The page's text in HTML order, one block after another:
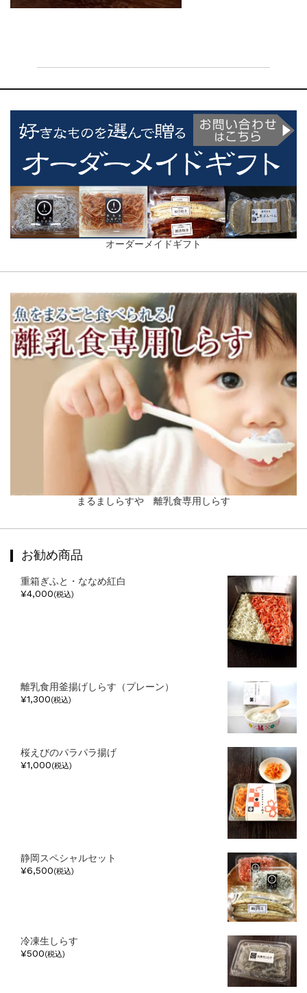
オーダーメイドギフト
まるましらすや 離乳食専用しらす
お勧め商品
重箱ぎふと・ななめ紅白
¥4,000(税込)
離乳食用釜揚げしらす（プレーン）
¥1,300(税込)
桜えびのパラパラ揚げ
¥1,000(税込)
静岡スペシャルセット
¥6,500(税込)
冷凍生しらす
¥500(税込)